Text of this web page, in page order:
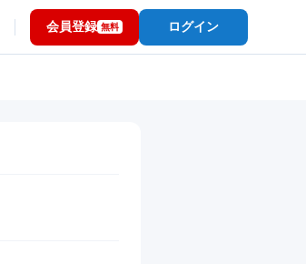
会員登録 無料 ログイン